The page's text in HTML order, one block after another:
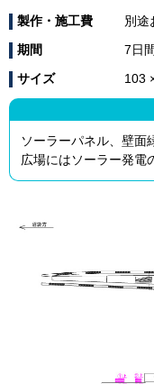
製作・施工費
別途
期間
7日間
サイズ
103
ソーラーパネル、壁面
広場にはソーラー発電